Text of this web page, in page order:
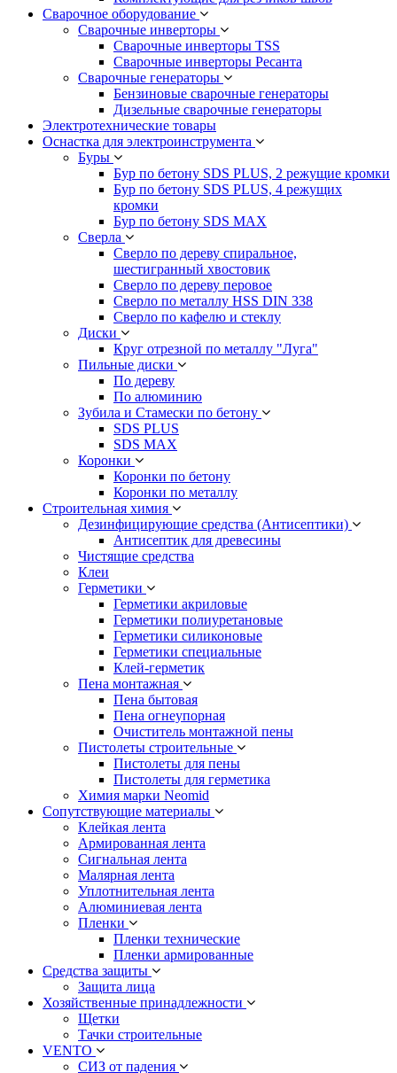
Сварочное оборудование
Сварочные инверторы
Сварочные инверторы TSS
Сварочные инверторы Ресанта
Сварочные генераторы
Бензиновые сварочные генераторы
Дизельные сварочные генераторы
Электротехнические товары
Оснастка для электроинструмента
Буры
Бур по бетону SDS PLUS, 2 режущие кромки
Бур по бетону SDS PLUS, 4 режущих
кромки
Бур по бетону SDS MAX
Сверла
Сверло по дереву спиральное,
шестигранный хвостовик
Сверло по дереву перовое
Сверло по металлу HSS DIN 338
Сверло по кафелю и стеклу
Диски
Круг отрезной по металлу "Луга"
Пильные диски
По дереву
По алюминию
Зубила и Стамески по бетону
SDS PLUS
SDS MAX
Коронки
Коронки по бетону
Коронки по металлу
Строительная химия
Дезинфицирующие средства (Антисептики)
Антисептик для древесины
Чистящие средства
Клеи
Герметики
Герметики акриловые
Герметики полиуретановые
Герметики силиконовые
Герметики специальные
Клей-герметик
Пена монтажная
Пена бытовая
Пена огнеупорная
Очиститель монтажной пены
Пистолеты строительные
Пистолеты для пены
Пистолеты для герметика
Химия марки Neomid
Сопутствующие материалы
Клейкая лента
Армированная лента
Сигнальная лента
Малярная лента
Уплотнительная лента
Алюминиевая лента
Пленки
Пленки технические
Пленки армированные
Средства защиты
Защита лица
Хозяйственные принадлежности
Щетки
Тачки строительные
VENTO
СИЗ от падения